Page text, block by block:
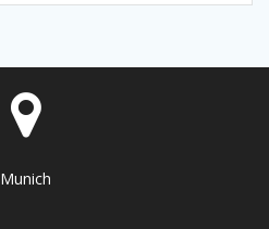
Munich